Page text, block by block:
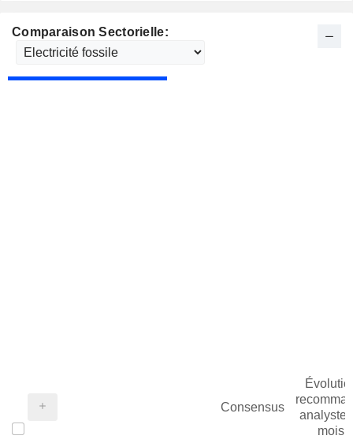
Comparaison Sectorielle:
Consensus
mois